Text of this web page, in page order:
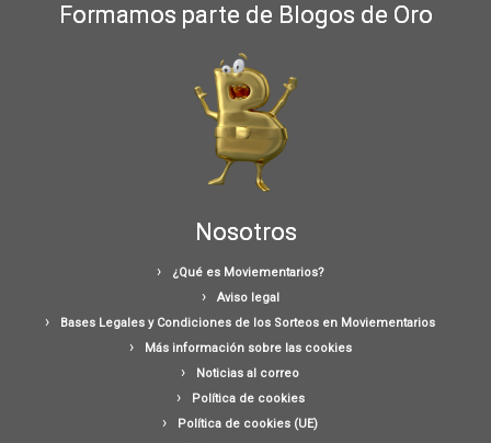
Formamos parte de Blogos de Oro
Nosotros
¿Qué es Moviementarios?
Aviso legal
Bases Legales y Condiciones de los Sorteos en Moviementarios
Más información sobre las cookies
Noticias al correo
Política de cookies
Política de cookies (UE)